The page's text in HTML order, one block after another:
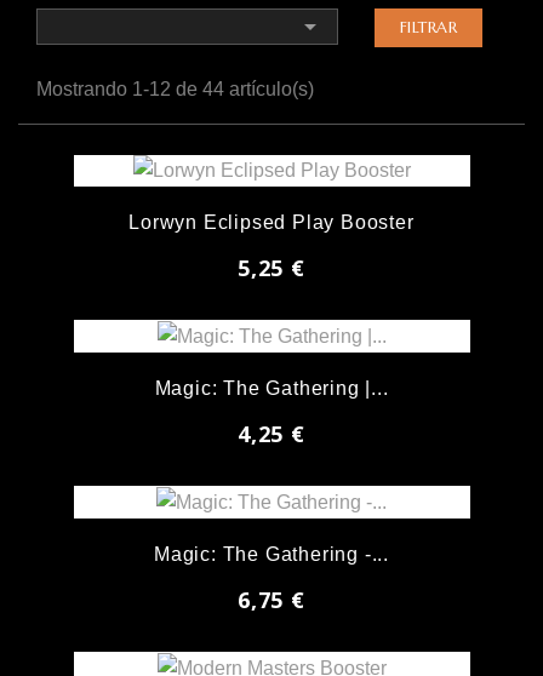
 FILTRAR
Mostrando 1-12 de 44 artículo(s)
Lorwyn Eclipsed Play Booster
5,25 €
Magic: The Gathering |...
4,25 €
Magic: The Gathering -...
6,75 €